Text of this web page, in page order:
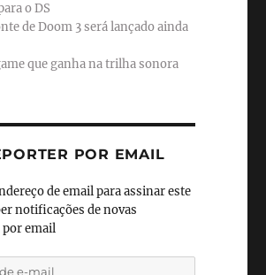
o DS
de Doom 3 será lançado ainda
que ganha na trilha sonora
POR EMAIL
de email para assinar este
notificações de novas
por email